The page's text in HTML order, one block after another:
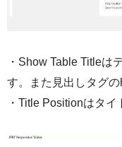
・Show Table Titleは
す。また見出しタグの
・Title Positionはタイ